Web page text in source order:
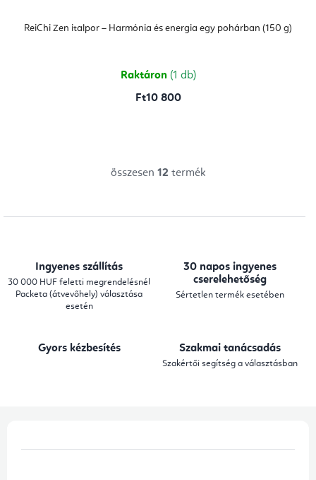
ReiChi Zen italpor – Harmónia és energia egy pohárban (150 g)
Raktáron (1 db)
Ft10 800
s
y
összesen 12 termék
Ingyenes szállítás
30 000 HUF feletti megrendelésnél
Packeta (átvevőhely) választása
esetén
30 napos ingyenes
cserelehetőség
Sértetlen termék esetében
Gyors kézbesítés Szakmai tanácsadás
Szakértői segítség a választásban